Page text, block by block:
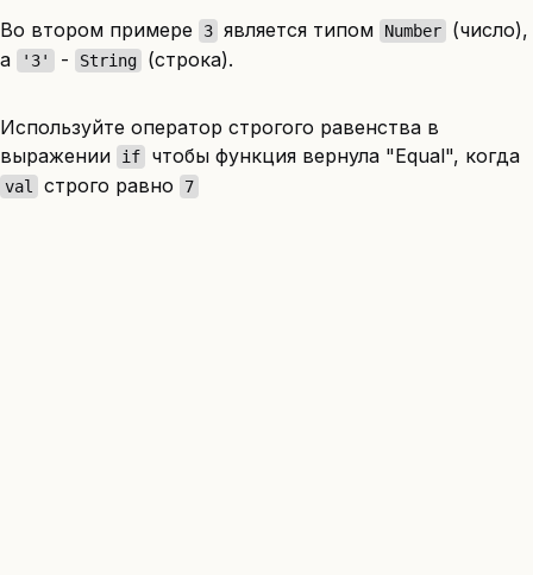
Во втором примере 3 является типом Number
(число),
а
'3' - String (строка).
Используйте оператор строгого равенства в
выражении
if чтобы функция вернула "Equal", когда
val строго равно 7